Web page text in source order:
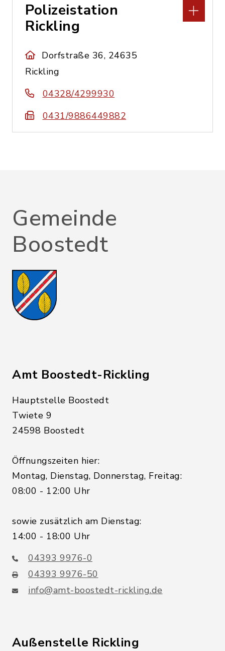
Polizeistation
Rickling
Dorfstraße 36, 24635
Rickling
04328/4299930
0431/9886449882
Gemeinde
Boostedt
Amt Boostedt-Rickling
Hauptstelle Boostedt
Twiete 9
24598 Boostedt
Öffnungszeiten hier:
Montag, Dienstag, Donnerstag, Freitag:
08:00 - 12:00 Uhr
sowie zusätzlich am Dienstag:
14:00 - 18:00 Uhr
04393 9976-0
04393 9976-50
info@amt-boostedt-rickling.de
Außenstelle Rickling